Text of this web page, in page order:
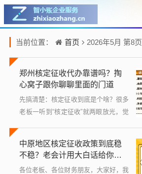
当前位置： 首页 2026年5月 第8页
郑州核定征收代办靠谱吗？掏
心窝子跟你聊聊里面的门道
先搞清楚：核定征收到底是个啥？很多
老板一听到“核定征收”就两眼放光，觉
查账征收，一个是核定征收，查账征收
就是...
中原地区核定征收政策到底稳
不稳？老会计用大白话给你说
明白
各位老板、各位财务朋友，大家好，我